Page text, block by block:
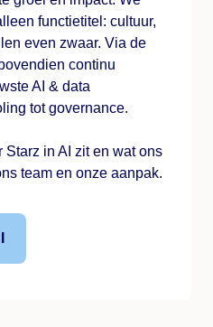
functietitel: cultuur,
even zwaar. Via de
continu
AI & data
tot governance.
in AI zit en wat ons
team en onze aanpak.